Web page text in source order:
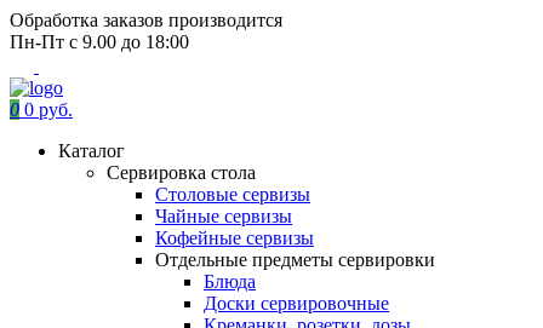
Обработка заказов производится
Пн-Пт с 9.00 до 18:00
0 0 руб.
Каталог
Сервировка стола
Столовые сервизы
Чайные сервизы
Кофейные сервизы
Отдельные предметы сервировки
Блюда
Доски сервировочные